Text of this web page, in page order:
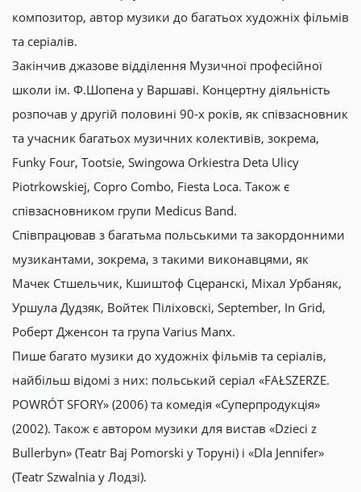
композитор, автор музики до багатьох художніх фільмів
та серіалів.
Закінчив джазове відділення Музичної професійної
школи ім. Ф.Шопена у Варшаві. Концертну діяльність
розпочав у другій половині 90-х років, як співзасновник
та учасник багатьох музичних колективів, зокрема,
Funky Four, Tootsie, Swingowa Orkiestra Deta Ulicy
Piotrkowskiej, Copro Combo, Fiesta Loca. Також є
співзасновником групи Medicus Band.
Співпрацював з багатьма польськими та закордонними
музикантами, зокрема, з такими виконавцями, як
Мачек Стшельчик, Кшиштоф Сцеранскі, Міхал Урбаняк,
Уршула Дудзяк, Войтек Піліховскі, September, In Grid,
Роберт Дженсон та група Varius Manx.
Пише багато музики до художніх фільмів та серіалів,
найбільш відомі з них: польський серіал «FAŁSZERZE.
POWRÓT SFORY» (2006) та комедія «Суперпродукція»
(2002). Також є автором музики для вистав «Dzieci z
Bullerbyn» (Teatr Baj Pomorski у Торуні) і «Dla Jennifer»
(Teatr Szwalnia у Лодзі).